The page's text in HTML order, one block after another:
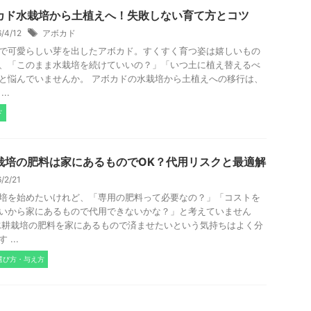
ド水栽培から土植えへ！失敗しない育て方とコツ
4/12 アボカド
可愛らしい芽を出したアボカド。すくすく育つ姿は嬉しいもの
「このまま水栽培を続けていいの？」「いつ土に植え替えるべ
悩んでいませんか。 アボカドの水栽培から土植えへの移行は、
培の肥料は家にあるものでOK？代用リスクと最適解
2/21
を始めたいけれど、「専用の肥料って必要なの？」「コストを
から家にあるもので代用できないかな？」と考えていません
栽培の肥料を家にあるもので済ませたいという気持ちはよく分
...
び方・与え方